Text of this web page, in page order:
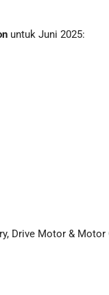
untuk Juni 2025:
Drive Motor &